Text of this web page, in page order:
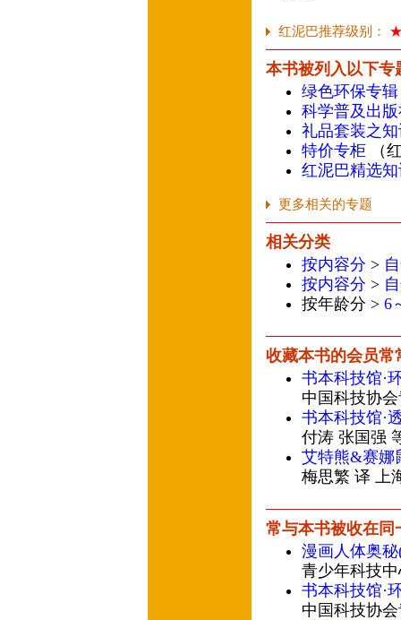
红泥巴推荐级别：
本书被列入以下专
绿色环保专辑
科学普及出
礼品套装之
特价专柜 （
红泥巴精选
更多相关的专题
相关分类
按内容分 >
按内容分 >
按年龄分 > 6
收藏本书的会员常
书本科技馆·
中国科技协
书本科技馆·
付涛 张国强
艾特熊&赛娜
梅思繁 译 上
常与本书被收在同
漫画人体奥
青少年科技
书本科技馆·
中国科技协